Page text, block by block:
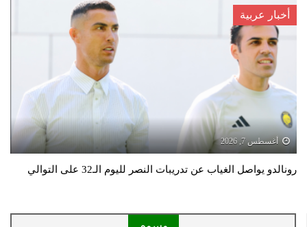
أخبار عربية
أغسطس 7, 2026
رونالدو يواصل الغياب عن تدريبات النصر لليوم الـ32 على التوالي